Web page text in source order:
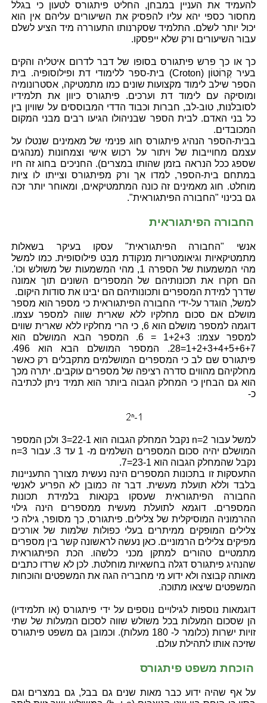
להעמיד את העניין במבחן, החליט פיתגורס לטעון כי בגלל
מחסור כספי יהא עליו להפסיק את השיעורים עליהם אין הוא
יכול יותר לשלם. התלמיד שסקרנותו התעוררה מיד הציע לשלם
עבור השיעורים ורק שלא ייפסקו.
כך או כך פרש פיתגורס בסופו של דבר לדרום איטליה והקים
בעיר קְרוֹטוֹן (Croton) בית-ספר ללימודי דת ופילוסופיה. בית
הספר שילב לימוד מקצועות שונים כמו מתמטיקה, אסטרונומיה
ומוסיקה עם לימוד דת וערכים. פיתגורס כיוון את תלמידיו
לסובלנות, טוב-לב, חברות וכבוד הדדי המבוססים על שוויון בין
כל בני האדם. לבית הספר שבניהולו הגיעו רבים מבני המקום
המכובדים.
בבית-הספר הנהיג פיתגורס חוג פנימי של מאמינים שנטלו על
עצמם מחוייבות של ויתור על רכוש אישי וצמחונות (מנהגים
שספג ככל הנראה בזמן שהותו במצרים). החניכים בחוג זה חיו
במתחם בית-הספר, למדו אך ורק מפיתגורס וצייתו לו ציות
מוחלט. חוג מאמינים זה כונה המתמטיקאים, ומאוחר יותר זכה
גם בכינוי "החבורה הפיתגוראית".
החבורה הפיתגוראית
אנשי "החבורה הפיתגוראית" עסקו בעיקר בשאלות
מתמטיקאיות וגיאומטריות מנקודת מבט פילוסופית. כמו למשל
מהי המשמעות של הספרה 1, מהי המשמעות של משולש וכו'.
הם חקרו את תכונותיהם של המספרים השונים תוך אמונה
שדרך למידת המספרים ותכונותיהם הם יבינו את סודות היקום.
למשל, הוגדר על-ידי החבורה הפיתגוראית כי מספר הוא מספר
מושלם אם סכום מחלקיו ללא שארית שווה למספר עצמו.
דוגמה למספר מושלם הוא 6, כי הרי מחלקיו ללא שארית שווים
למספר עצמו: 1+2+3 = 6. המספר הבא המושלם הוא
1+2+3+4+5+6+7=28. המספר המושלם הבא הוא 496.
פיתגורס שם לב כי המספרים המושלמים מתקבלים רק כאשר
מחלקיהם מהווים סדרה רציפה של מספרים עוקבים. יתרה מכך
הוא גם הבחין כי המחלק הגבוה ביותר הוא תמיד ניתן לכתיבה
כ-
למשל עבור n=2 נקבל המחלק הגבוה הוא 22-1=3 ולכן המספר
המושלם יהיה סכום המספרים השלמים מ- 1 עד 3. עבור n=3
נקבל שהמחלק הגבוה הוא 23-1=7.
התעסקות זו בתכונות המספרים הינה נעשית מצורך התעניינות
בלבד וללא תועלת מעשית. דבר זה כמובן לא הפריע לאנשי
החבורה הפיתגוראית שעסקו בקנאות בלמידת תכונות
המספרים. דוגמא לתועלת מעשית ממספרים הינה גילוי
ההרמוניה המוסיקלית של צלילים. פיתגורס, כך מסופר, גילה כי
צלילים המופקים ממיתרים בעלי כפולות שלמות של אורכים
מפיקים צלילים הרמוניים. כאן נעשה לראשונה קשר בין מספרים
מתמטיים טהורים למתקן מכני כלשהו. הכת הפיתגוראית
שהנהיג פיתגורס דגלה בחשאיות מוחלטת. לכן לא שרדו כתבים
מאותה קבוצה ולא ידוע מי מחבריה הגה את המשפטים והוכחות
המשפטים שיצאו מתוכה.
דוגמאות נוספות לגילויים נוספים על ידי פיתגורס (או תלמידיו)
הן שסכום המעלות בכל משולש שווה לסכום המעלות של שתי
זויות ישרות (כלומר ל- 180 מעלות). וכמובן גם משפט פיתגורס
שזיכה אותו לתהילת עולם.
הוכחת משפט פיתגורס
על אף שהיה ידוע כבר מאות שנים גם בבל, גם במצרים וגם